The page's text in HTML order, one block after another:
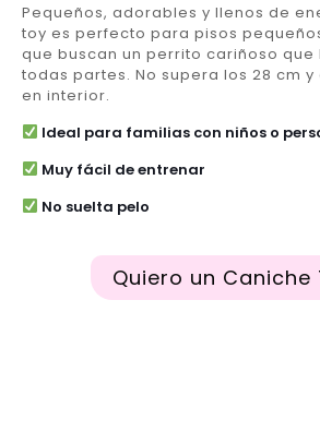
Pequeños, adorables y llenos de
toy es perfecto para pisos
que buscan un perrito cariñoso que
todas partes. No supera los 28 cm
en interior.
Ideal para familias con niños o
Muy fácil de entrenar
No suelta pelo
Quiero un Caniche